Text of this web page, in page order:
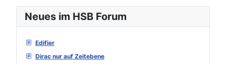
Neues im HSB Forum
Edifier
Dirac nur auf Zeitebene